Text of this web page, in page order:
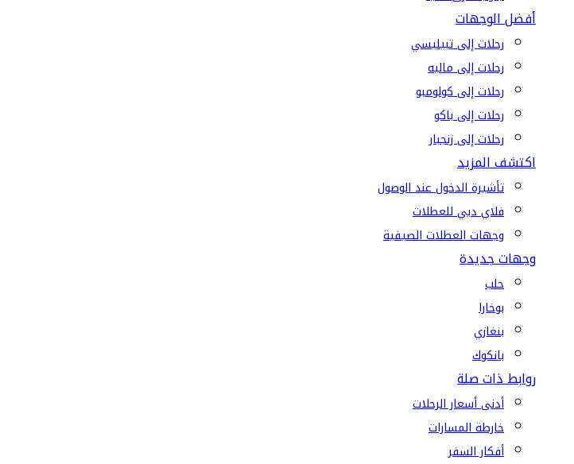
أفضل الوجهات
رحلات إلى تبيليسي
رحلات إلى ماليه
رحلات إلى كولومبو
رحلات إلى باكو
رحلات إلى زنجبار
اكتشف المزيد
تأشيرة الدخول عند الوصول
فلاي دبي للعطلات
وجهات العطلات الصيفية
وجهات جديدة
حلب
بوخارا
بنغازي
بانكوك
روابط ذات صلة
أدنى أسعار الرحلات
خارطة المسارات
أفكار السفر